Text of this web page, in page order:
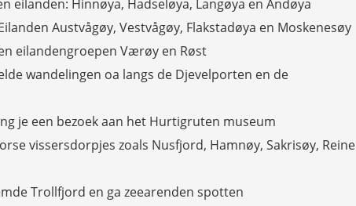
eilanden: Hinnøya, Hadseløya, Langøya en Andøya
Austvågøy, Vestvågøy, Flakstadøya en Moskenesøy
eilandengroepen Værøy en Røst
wandelingen oa langs de Djevelporten en de
je een bezoek aan het Hurtigruten museum
vissersdorpjes zoals Nusfjord, Hamnøy, Sakrisøy, Reine
Trollfjord en ga zeearenden spotten